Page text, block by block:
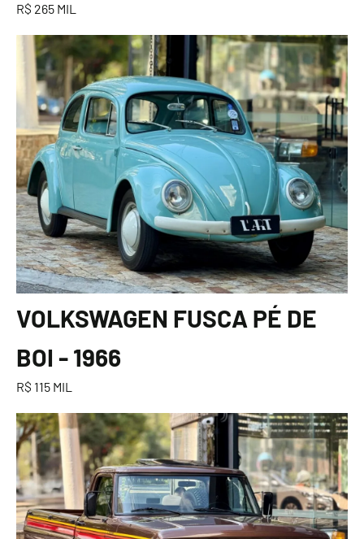
R$ 265 MIL
VOLKSWAGEN FUSCA PÉ DE
BOI - 1966
R$ 115 MIL